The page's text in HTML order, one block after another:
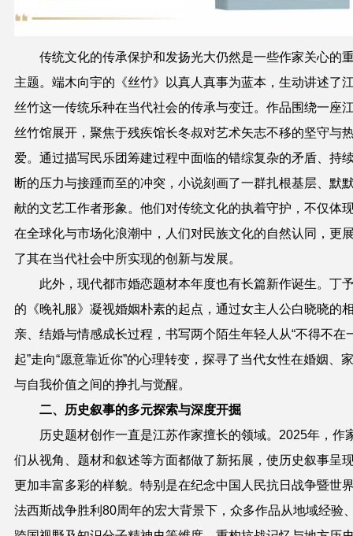
传统文化的传承保护和发扬光大仍然是一些作家关心的
主题。端木向宇的《丝竹》以真人真事为蓝本，生动讲述了
丝竹这一传统乐种在当代社会的传承与变迁。作品围绕一座
丝竹馆展开，聚焦于残疾馆长冬叔对艺术矢志不移的坚守与
爱。通过描写民乐团筹建过程中面临的错综复杂的矛盾、持
断的压力与接踵而至的冲突，小说刻画了一群扎根基层、默
献的文艺工作者形象。他们对传统文化的执着守护，不仅体
在全球化与市场化浪潮中，人们对民族文化的自然认同，更
了其在当代社会中所实现的创新与发展。
此外，现代都市婚恋题材本年度也有长篇新作诞生。丁
的《晚礼服》凝视婚姻朴素的起点，通过女主人公白晓晓的
亲、结婚与情感成长过程，书写两个陌生年轻人从“不得不在
起”走向“愿意靠近你”的心理转变，探寻了当代女性在婚姻、
与自我价值之间的挣扎与觉醒。
二、历史叙事的多元探索与深度开掘
历史题材创作一直是江苏作家擅长的领域。2025年，作
们从视角、题材和叙述等方面都做了新拓展，使历史叙事呈
更加丰富多彩的样貌。特别是在纪念中国人民抗日战争暨世
法西斯战争胜利80周年的宏大背景下，众多作品从地域经验